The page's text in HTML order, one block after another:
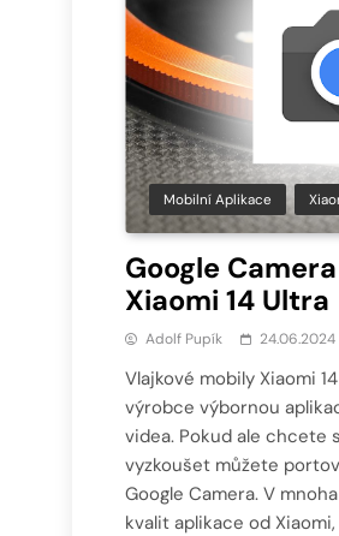
Mobilní Aplikace
Google
Xiaomi 14 Ultra
Adolf Pupík 24.06.2024
Vlajkové mobily Xiaomi
výrobce výbornou
videa. Pokud ale chcete
vyzkoušet můžete
Google Camera. V
kvalit aplikace od